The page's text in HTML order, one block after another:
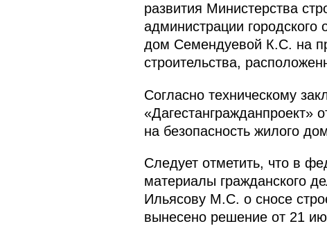
развития Министерства
администрации
дом Семендуевой К.С. на
строительства,
Согласно техническому
«Дагестангражданпроект»
на безопасность жилого
Следует отметить, что в
материалы гражданского
Ильясову М.С. о сносе
вынесено решение от 21